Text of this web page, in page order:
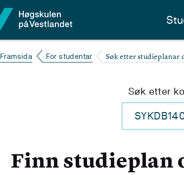
Framsida For studentar Søk etter studieplanar
Søk etter
Finn studieplan